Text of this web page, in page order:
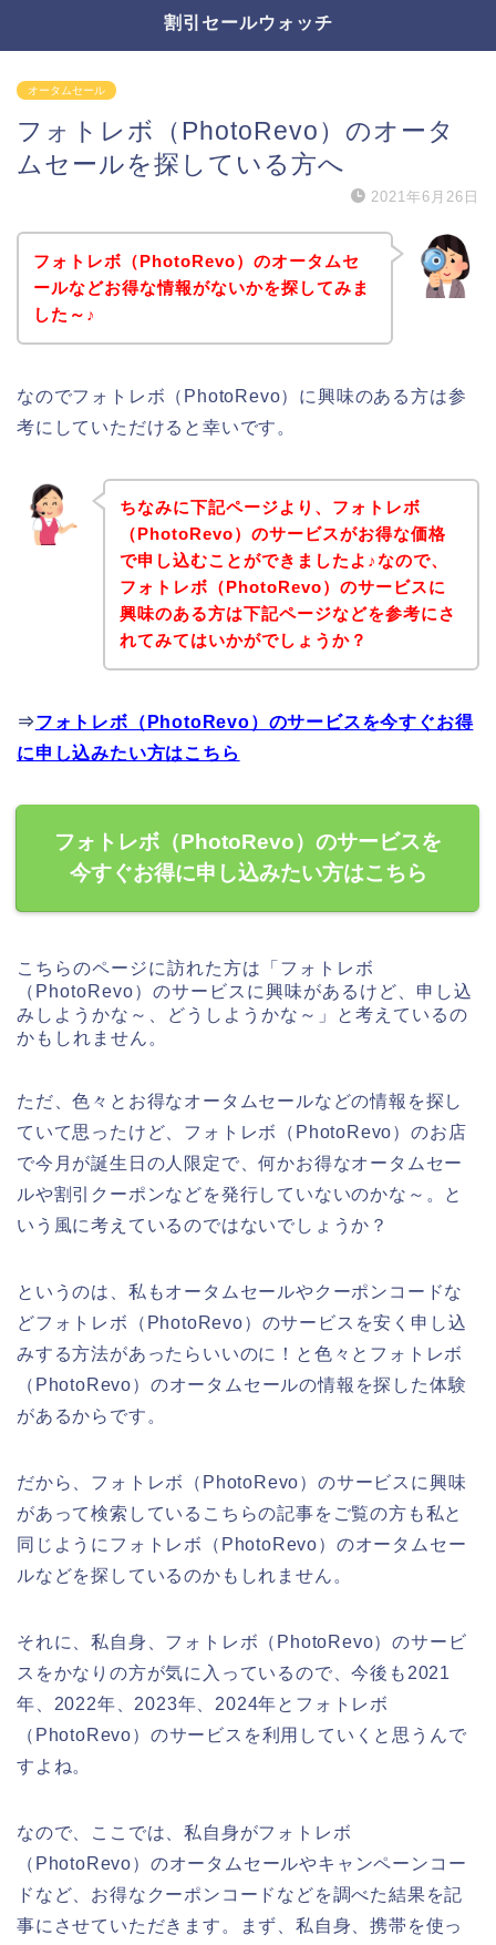
割引セールウォッチ
オータムセール
フォトレボ（PhotoRevo）のオータ
ムセールを探している方へ
2021年6月26日
フォトレボ（PhotoRevo）のオータムセ
ールなどお得な情報がないかを探してみま
した～♪
なのでフォトレボ（PhotoRevo）に興味のある方は参
考にしていただけると幸いです。
ちなみに下記ページより、フォトレボ
（PhotoRevo）のサービスがお得な価格
で申し込むことができましたよ♪なので、
フォトレボ（PhotoRevo）のサービスに
興味のある方は下記ページなどを参考にさ
れてみてはいかがでしょうか？
⇒フォトレボ（PhotoRevo）のサービスを今すぐお得
に申し込みたい方はこちら
フォトレボ（PhotoRevo）のサービスを
今すぐお得に申し込みたい方はこちら
こちらのページに訪れた方は「フォトレボ
（PhotoRevo）のサービスに興味があるけど、申し込
みしようかな～、どうしようかな～」と考えているの
かもしれません。
ただ、色々とお得なオータムセールなどの情報を探し
ていて思ったけど、フォトレボ（PhotoRevo）のお店
で今月が誕生日の人限定で、何かお得なオータムセー
ルや割引クーポンなどを発行していないのかな～。と
いう風に考えているのではないでしょうか？
というのは、私もオータムセールやクーポンコードな
どフォトレボ（PhotoRevo）のサービスを安く申し込
みする方法があったらいいのに！と色々とフォトレボ
（PhotoRevo）のオータムセールの情報を探した体験
があるからです。
だから、フォトレボ（PhotoRevo）のサービスに興味
があって検索しているこちらの記事をご覧の方も私と
同じようにフォトレボ（PhotoRevo）のオータムセー
ルなどを探しているのかもしれません。
それに、私自身、フォトレボ（PhotoRevo）のサービ
スをかなりの方が気に入っているので、今後も2021
年、2022年、2023年、2024年とフォトレボ
（PhotoRevo）のサービスを利用していくと思うんで
すよね。
なので、ここでは、私自身がフォトレボ
（PhotoRevo）のオータムセールやキャンペーンコー
ドなど、お得なクーポンコードなどを調べた結果を記
事にさせていただきます。まず、私自身、携帯を使っ